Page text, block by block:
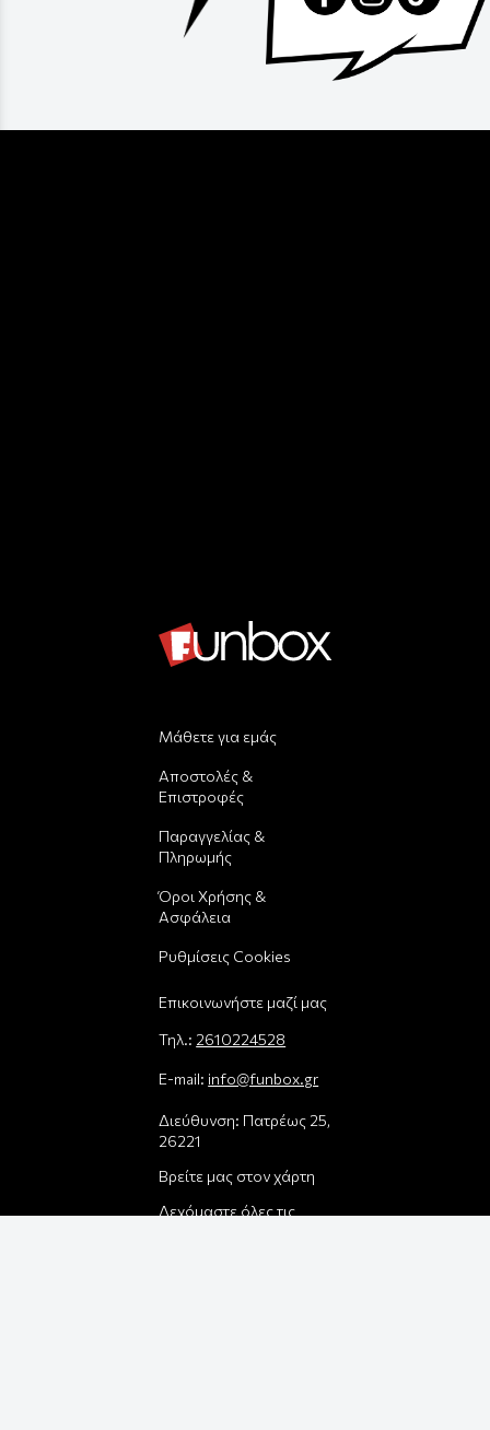
Μάθετε για εμάς
Αποστολές &
Επιστροφές
Παραγγελίας &
Πληρωμής
Όροι Χρήσης &
Ασφάλεια
Ρυθμίσεις Cookies
Επικοινωνήστε μαζί μας
Τηλ.: 2610224528
E-mail: info@funbox.gr
Διεύθυνση: Πατρέως 25,
26221
Βρείτε μας στον χάρτη
Δεχόμαστε όλες τις